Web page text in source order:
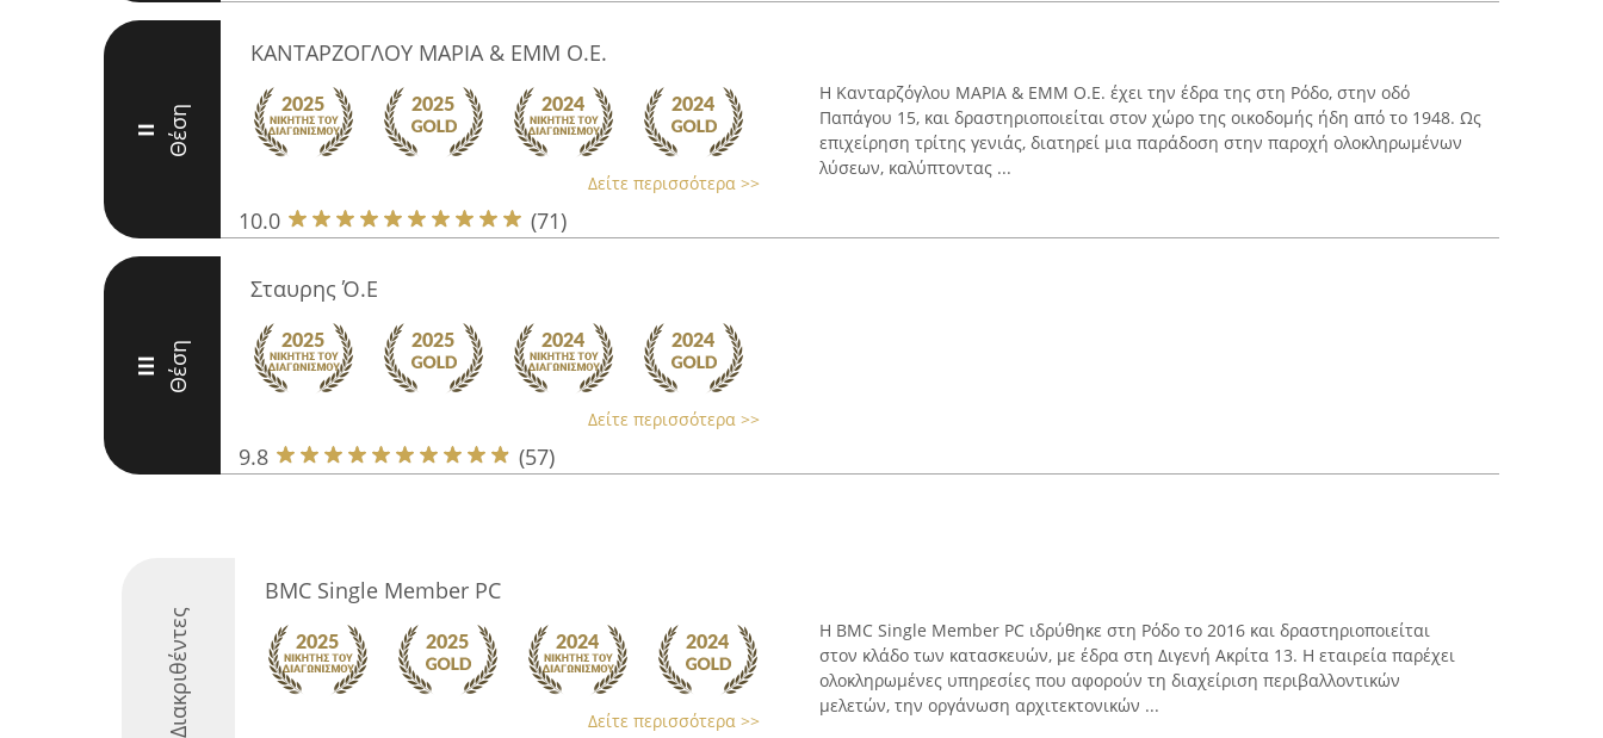
II Θέση
ΚΑΝΤΑΡΖΟΓΛΟΥ ΜΑΡΙΑ & ΕΜΜ Ο.Ε.
Δείτε περισσότερα >>
10.0 (71)
Η Κανταρζόγλου ΜΑΡΙΑ & ΕΜΜ Ο.Ε. έχει την έδρα της στη Ρόδο, στην οδό
Παπάγου 15, και δραστηριοποιείται στον χώρο της οικοδομής ήδη από το 1948. Ως
επιχείρηση τρίτης γενιάς, διατηρεί μια παράδοση στην παροχή ολοκληρωμένων
λύσεων, καλύπτοντας ...
III Θέση
Σταυρης Ό.Ε
Δείτε περισσότερα >>
9.8 (57)
Διακριθέντες
BMC Single Member PC
Δείτε περισσότερα >>
Η BMC Single Member PC ιδρύθηκε στη Ρόδο το 2016 και δραστηριοποιείται
στον κλάδο των κατασκευών, με έδρα στη Διγενή Ακρίτα 13. Η εταιρεία παρέχει
ολοκληρωμένες υπηρεσίες που αφορούν τη διαχείριση περιβαλλοντικών
μελετών, την οργάνωση αρχιτεκτονικών ...